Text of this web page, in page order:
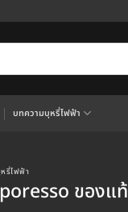
บทความบุหรี่ไฟฟ้า
รี่ไฟฟ้า
ของแท้